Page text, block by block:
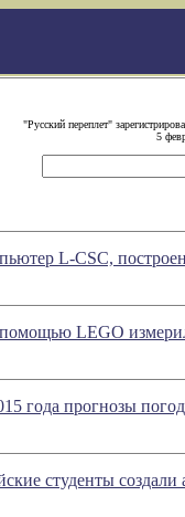
"Русский переплет"
5
L-CSC,
LEGO
года прогнозы
студенты